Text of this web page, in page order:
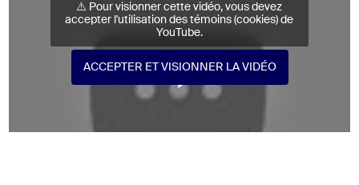
⚠️ Pour visionner cette vidéo, vous devez
accepter l'utilisation des témoins (cookies) de
YouTube.
ACCEPTER ET VISIONNER LA VIDÉO
ACCEPTER ET VISIONNER LA VIDÉO